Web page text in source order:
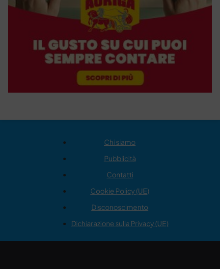
Chi siamo
Pubblicità
Contatti
Cookie Policy (UE)
Disconoscimento
Dichiarazione sulla Privacy (UE)